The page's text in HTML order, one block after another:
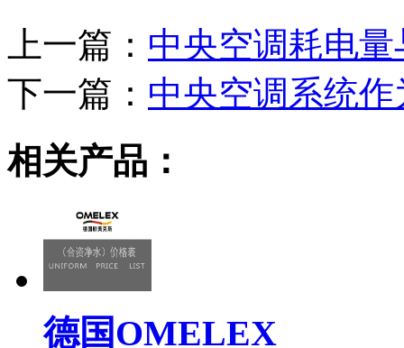
上一篇： 中央空调耗电
下一篇： 中央空调系统
相关产品：
德国OMELEX